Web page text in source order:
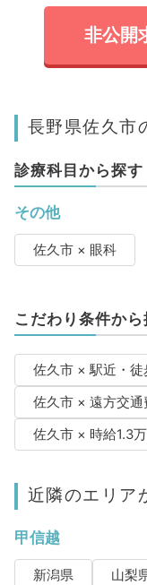
非公開
長野県佐久市
診療科目から探す
その他
佐久市 × 眼科
こだわり条件から
佐久市 × 駅近・徒
佐久市 × 遠方交通
佐久市 × 時給1.3
近隣のエリア
甲信越
新潟県 山梨